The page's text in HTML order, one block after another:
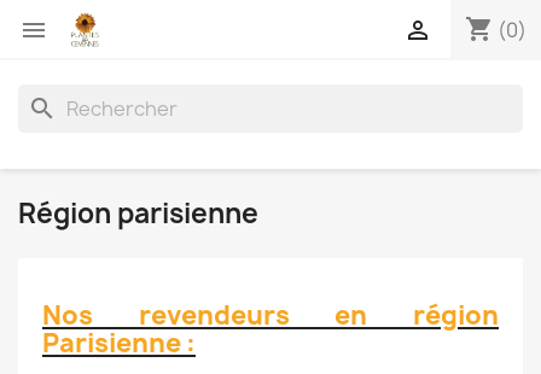
 shopping_cart (0)

search
Région parisienne
Nos revendeurs en région
Parisienne :